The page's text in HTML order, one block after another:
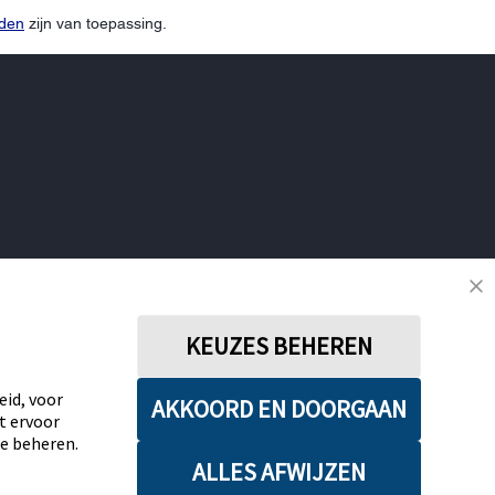
zijn van toepassing.
VOLG ONS OP SOCIAL
Actievoorwaarden
Algemene Voorwaarden
Verklaring inzake Dataverordening
voor
ervoor
beheren.
AKKOORD EN DOORGAAN
ALLES AFWIJZEN
KEUZES BEHEREN